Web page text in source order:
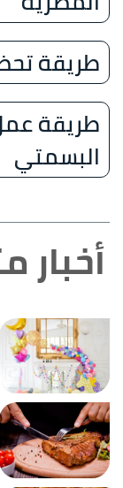
طريقة
طريقة
البسمتي
أخبار